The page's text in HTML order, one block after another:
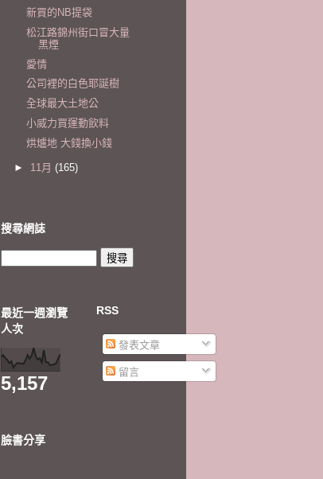
新買的NB提袋
松江路錦州街口冒大量
黑煙
愛情
公司裡的白色耶誕樹
全球最大土地公
小威力買運動飲料
烘爐地 大錢換小錢
► 11月 (165)
搜尋網誌
最近一週瀏覽
人次
5,157
RSS
發表文章
留言
臉書分享